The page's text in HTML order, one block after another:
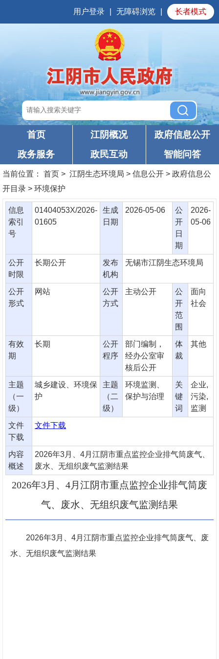
用户登录 无障碍浏览 长者模式
首页 江阴概况
政府信息公开
政务服务
政民互动 智能问答
当前位置： 首页 > 江阴生态环境局 > 信息公开 > 政府信息公
开目录 > 环境保护
信息
索引
号
01404053X/2026-
01605
生成
日期
2026-05-06
公
开
日
期
2026-
05-06
公开
时限
长期公开
发布
机构
无锡市江阴生态环境局
公开
形式
网站
公开
方式
主动公开
公
开
范
围
面向
社会
有效
期
长期
公开
程序
部门编制，
经办公室审
核后公开
体
裁
其他
主题
（一
级）
城乡建设、环境保
护
主题
（二
级）
环境监测、
保护与治理
关
键
词
企业,
污染,
监测
文件
下载
文件下载
内容
概述
2026年3月、4月江阴市重点监控企业排气筒废气、
废水、无组织废气监测结果
2026年3月、4月江阴市重点监控企业排气筒废
气、废水、无组织废气监测结果
2026年3月、4月江阴市重点监控企业排气筒废气、废
水、无组织废气监测结果